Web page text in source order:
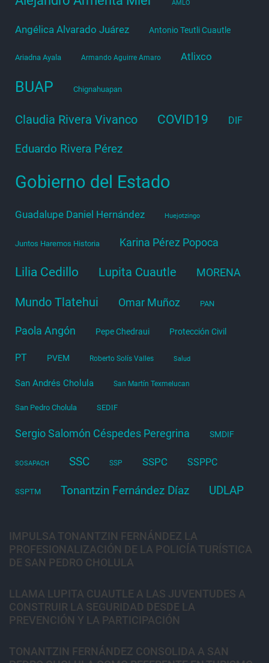
AMLO
Angélica Alvarado Juárez Antonio Teutli Cuautle
Ariadna Ayala Armando Aguirre Amaro Atlixco
BUAP Chignahuapan
Claudia Rivera Vivanco COVID19 DIF
Eduardo Rivera Pérez
Gobierno del Estado
Guadalupe Daniel Hernández Huejotzingo
Juntos Haremos Historia Karina Pérez Popoca
Lilia Cedillo Lupita Cuautle MORENA
Mundo Tlatehui Omar Muñoz PAN
Paola Angón Pepe Chedraui Protección Civil
PT PVEM Roberto Solís Valles Salud
San Andrés Cholula San Martín Texmelucan
San Pedro Cholula SEDIF
Sergio Salomón Céspedes Peregrina SMDIF
SOSAPACH SSC SSP SSPC SSPPC
SSPTM Tonantzin Fernández Díaz UDLAP
IMPULSA TONANTZIN FERNÁNDEZ LA
PROFESIONALIZACIÓN DE LA POLICÍA TURÍSTICA
DE SAN PEDRO CHOLULA
LLAMA LUPITA CUAUTLE A LAS JUVENTUDES A
CONSTRUIR LA SEGURIDAD DESDE LA
PREVENCIÓN Y LA PARTICIPACIÓN
TONANTZIN FERNÁNDEZ CONSOLIDA A SAN